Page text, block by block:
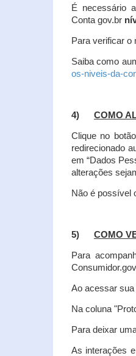
É necessário
Conta gov.br
Para verificar o
Saiba como
os-niveis-da-
4) COMO
Clique no
redirecionado
em “Dados
alterações
Não é possível
5) COMO
Para
Ao acessar sua
Na coluna
Para deixar
As interações